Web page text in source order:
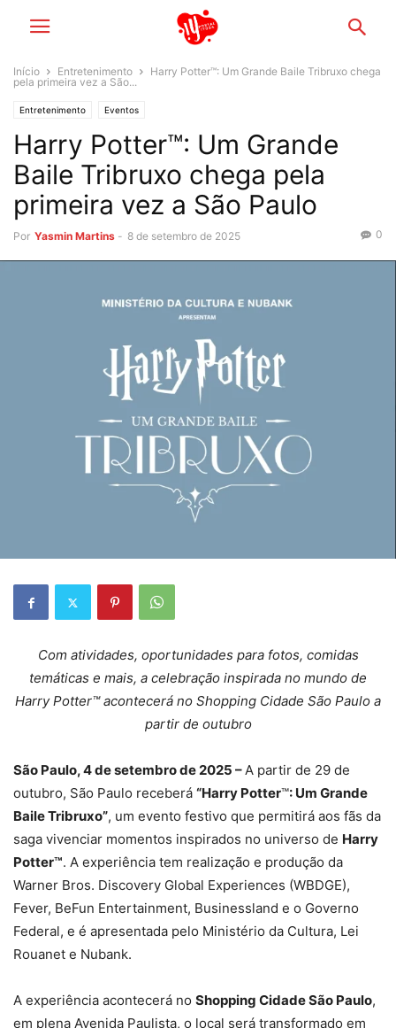
Início Entretenimento
Harry Potter™: Um Grande Baile Tribruxo chega
pela primeira vez a São...
Entretenimento Eventos
Harry Potter™: Um Grande
Baile Tribruxo chega pela
primeira vez a São Paulo
Por Yasmin Martins - 8 de setembro de 2025 0
Com atividades, oportunidades para fotos, comidas
temáticas e mais, a celebração inspirada no mundo de
Harry Potter™ acontecerá no Shopping Cidade São Paulo a
partir de outubro
São Paulo, 4 de setembro de 2025 –A partir de 29 de
outubro, São Paulo receberá “Harry Potter™: Um Grande
Baile Tribruxo”, um evento festivo que permitirá aos fãs da
saga vivenciar momentos inspirados no universo de Harry
Potter™. A experiência tem realização e produção da
Warner Bros. Discovery Global Experiences (WBDGE),
Fever, BeFun Entertainment, Businessland e o Governo
Federal, e é apresentada pelo Ministério da Cultura, Lei
Rouanet e Nubank.
A experiência acontecerá no Shopping Cidade São Paulo,
em plena Avenida Paulista, o local será transformado em